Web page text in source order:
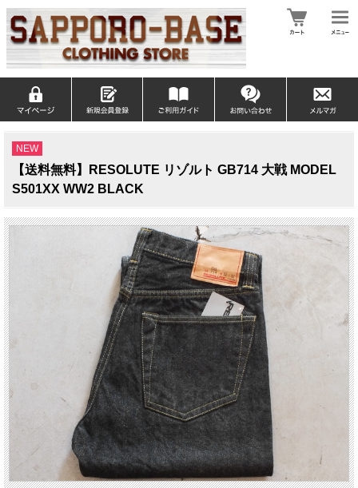
NEW
【送料無料】RESOLUTE リゾルト GB714 大戦 MODEL
S501XX WW2 BLACK